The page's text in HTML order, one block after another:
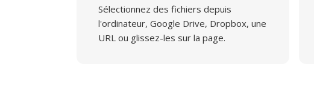
Sélectionnez des fichiers depuis
l'ordinateur, Google Drive, Dropbox, une
URL ou glissez-les sur la page.